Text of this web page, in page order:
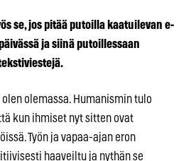
se, jos pitää putoilla kaatuilevan e-
ja siinä putoillessaan
olemassa. Humanismin tulo
kun ihmiset nyt sitten ovat
Työn ja vapaa-ajan eron
haaveiltu ja nythän se